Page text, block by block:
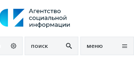
поиск меню